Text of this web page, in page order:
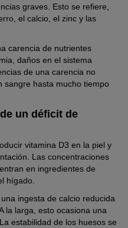
graves. Esto se refiere,
el calcio, el zinc y las
carencia de nutrientes
daños en el sistema
de una carencia no
sangre hasta mucho tiempo
un déficit de
vitamina D3 en la piel y
Las concentraciones
en ingredientes de
hígado.
ingesta de calcio reducida
la larga, esto ocasiona una
estabilidad de los huesos se